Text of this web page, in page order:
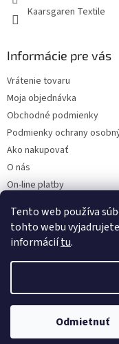
Tento web používa
tohto webu
informáciítu.
Odmietnuť
Kaarsgaren Textile
Informácie pre vás
Vrátenie tovaru
Moja objednávka
Obchodné podmienky
Podmienky ochrany
Ako nakupovať
O nás
On-line platby
Čo dať do kočíka v zime?
Copyright 2026